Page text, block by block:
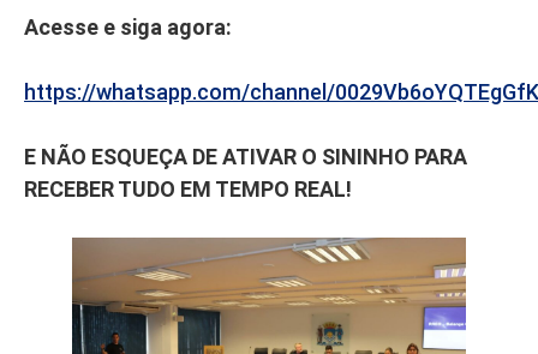
Acesse e siga agora:
https://whatsapp.com/channel/
E NÃO ESQUEÇA DE ATIVAR O SININHO PARA
RECEBER TUDO EM TEMPO REAL!